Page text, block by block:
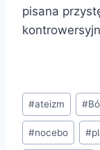
pisana
Tagi
wpisu:
#ateizm #
#nocebo #